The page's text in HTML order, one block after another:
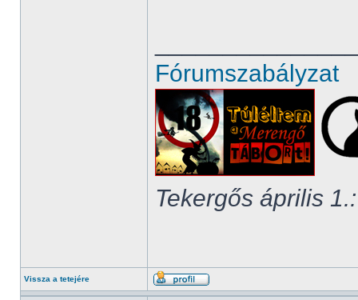
Fórumszabályzat
Tekergős április 1.:
Vissza a tetejére